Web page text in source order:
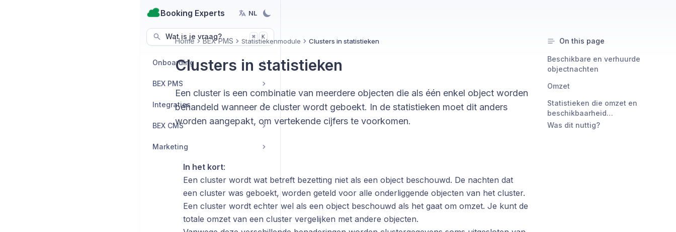
Booking Experts NL
Wat is je vraag? ⌘ K
Onboarding
BEX PMS
Integraties
BEX CMS
Marketing
Home BEX PMS Statistiekenmodule Clusters in statistieken
Clusters in statistieken
Een cluster is een combinatie van meerdere objecten die als één enkel object worden
behandeld wanneer de cluster wordt geboekt. In de statistieken moet dit anders
worden aangepakt, om vertekende cijfers te voorkomen.
In het kort:
Een cluster wordt wat betreft bezetting niet als een object beschouwd. De nachten dat
een cluster was geboekt, worden geteld voor alle onderliggende objecten van het cluster.
Een cluster wordt echter wel als een object beschouwd als het gaat om omzet. Je kunt de
totale omzet van een cluster vergelijken met andere objecten.
On this page
Beschikbare en verhuurde
objectnachten
Omzet
Statistieken die omzet en
beschikbaarheid
combineren
Was dit nuttig?